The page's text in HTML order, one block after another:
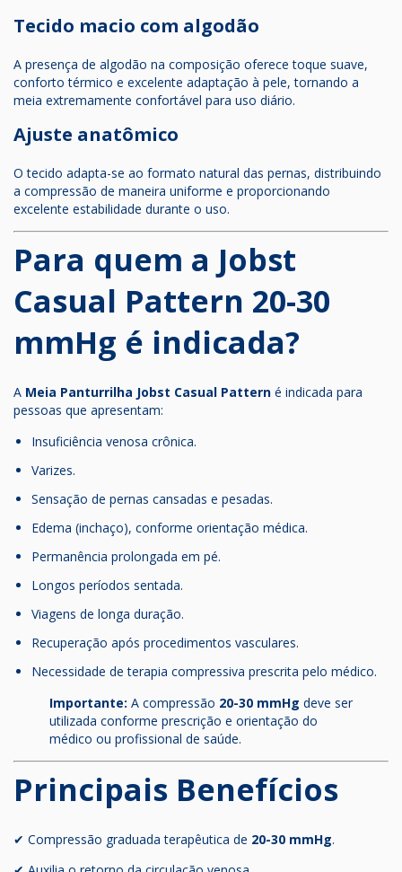
Tecido macio com algodão
A presença de algodão na composição oferece toque suave,
conforto térmico e excelente adaptação à pele, tornando a
meia extremamente confortável para uso diário.
Ajuste anatômico
O tecido adapta-se ao formato natural das pernas, distribuindo
a compressão de maneira uniforme e proporcionando
excelente estabilidade durante o uso.
Para quem a Jobst
Casual Pattern 20-30
mmHg é indicada?
A Meia Panturrilha Jobst Casual Pattern é indicada para
pessoas que apresentam:
Insuficiência venosa crônica.
Varizes.
Sensação de pernas cansadas e pesadas.
Edema (inchaço), conforme orientação médica.
Permanência prolongada em pé.
Longos períodos sentada.
Viagens de longa duração.
Recuperação após procedimentos vasculares.
Necessidade de terapia compressiva prescrita pelo médico.
Importante: A compressão 20-30 mmHg deve ser
utilizada conforme prescrição e orientação do
médico ou profissional de saúde.
Principais Benefícios
✔ Compressão graduada terapêutica de 20-30 mmHg.